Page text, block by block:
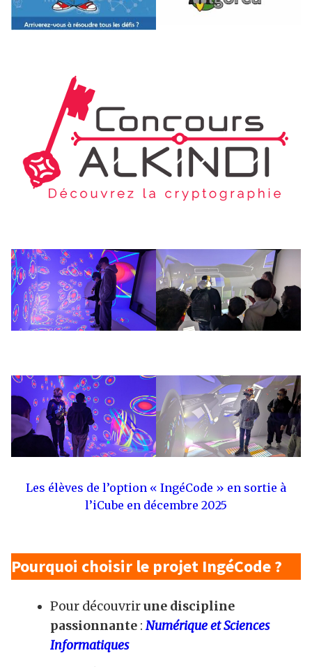
Les élèves de l’option « IngéCode » en sortie à
l’iCube en décembre 2025
Pourquoi choisir le projet IngéCode ?
Pour découvrirune discipline
passionnante : Numérique et Sciences
Informatiques